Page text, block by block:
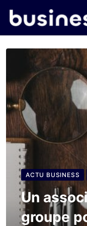
ACTU BUSINESS
Un
groupe